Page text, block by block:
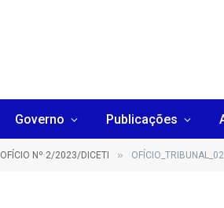
Governo Publicações
OFÍCIO Nº 2/2023/DICETI » OFÍCIO_TRIBUNAL_02